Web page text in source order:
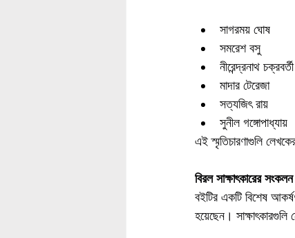
সাগরময় ঘোষ
সমরেশ বসু
নীরেন্দ্রনাথ চক্রবর্তী
মাদার টেরেজা
সত্যজিৎ রায়
সুনীল গঙ্গোপাধ্যায়
এই স্মৃতিচারণাগুলি
বিরল সাক্ষাৎকারের সংকলন
বইটির একটি বিশেষ
হয়েছেন। সাক্ষাৎকারগুলি